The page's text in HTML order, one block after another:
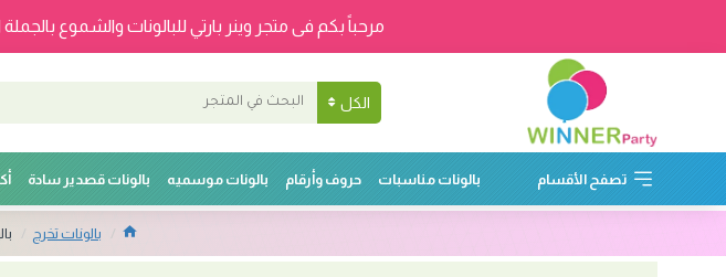
مرحباً بكم فى متجر وينر بارتي للبالونات والشموع بالجملة
الكل
تصفح الأقسام بالونات مناسبات حروف وأرقام بالونات موسميه بالونات قصدير سادة
بالونات تخرج